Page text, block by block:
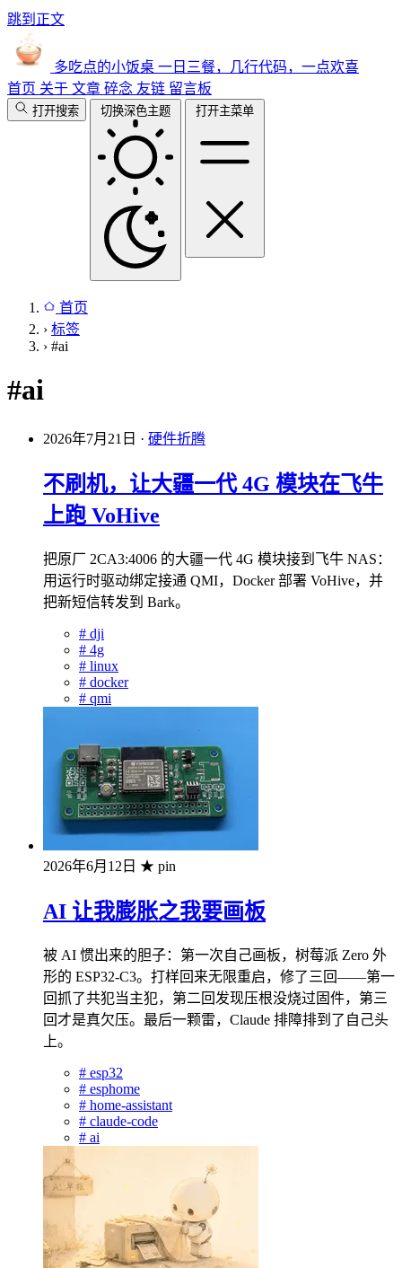
跳到正文
多吃点的小饭桌 一日三餐，几行代码，一点欢喜
首页 关于 文章 碎念 友链 留言板
打开搜索 切换深色主题 打开主菜单
首页
› 标签
› #ai
#ai
2026年7月21日 · 硬件折腾
不刷机，让大疆一代 4G 模块在飞牛
上跑 VoHive
把原厂 2CA3:4006 的大疆一代 4G 模块接到飞牛 NAS：
用运行时驱动绑定接通 QMI，Docker 部署 VoHive，并
把新短信转发到 Bark。
# dji
# 4g
# linux
# docker
# qmi
2026年6月12日 ★ pin
AI 让我膨胀之我要画板
被 AI 惯出来的胆子：第一次自己画板，树莓派 Zero 外
形的 ESP32-C3。打样回来无限重启，修了三回——第一
回抓了共犯当主犯，第二回发现压根没烧过固件，第三
回才是真欠压。最后一颗雷，Claude 排障排到了自己头
上。
# esp32
# esphome
# home-assistant
# claude-code
# ai